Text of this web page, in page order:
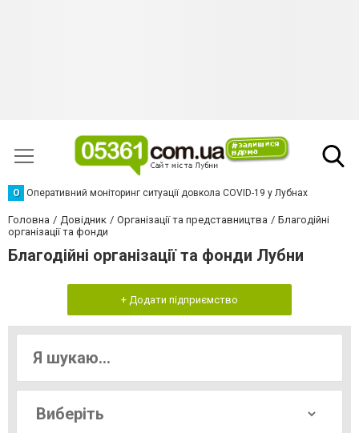
О Оперативний моніторинг ситуації довкола COVID-19 у Лубнах
Головна Довідник Організації та представництва
Благодійні
організації та фонди
Благодійні організації та фонди Лубни
+ Додати підприємство